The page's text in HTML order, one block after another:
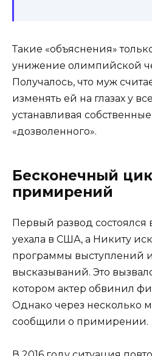
Такие «объяснения»
унижение олимпийской
Получалось, что муж
изменять ей на глазах у
устанавливая
«дозволенного».
Бесконечный
примирений
Первый развод состоялся
уехала в США, а Никиту
программы выступлений
высказываний. Это
котором актер обвинил
Однако через несколько
сообщили о примирении.